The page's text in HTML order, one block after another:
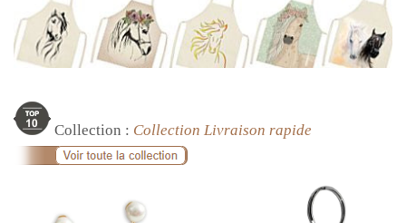
Collection : Collection Livraison rapide